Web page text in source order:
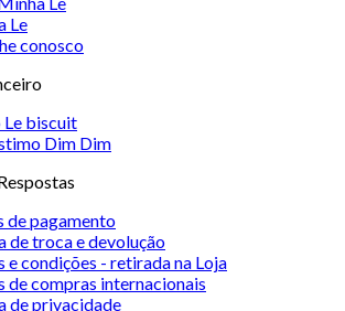
Le
conosco
Le biscuit
Dim Dim
de pagamento
de troca e devolução
e condições - retirada na Loja
de compras internacionais
de privacidade